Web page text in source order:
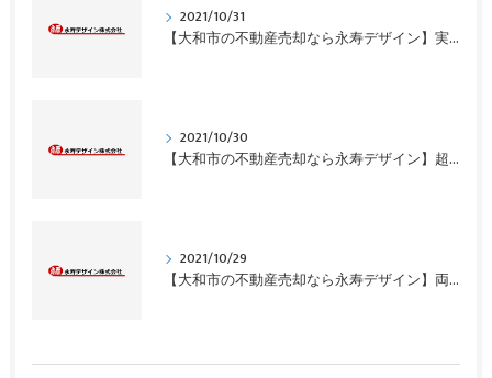
2021/10/31
【大和市の不動産売却なら永寿デザイン】実家を売るとき
2021/10/30
【大和市の不動産売却なら永寿デザイン】超高齢化の日本の空家
2021/10/29
【大和市の不動産売却なら永寿デザイン】両手仲介を狙う不動産屋と付き合うと損します